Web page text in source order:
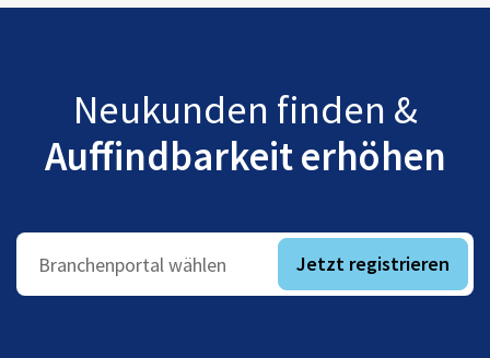
Neukunden finden &
Auffindbarkeit erhöhen
Branchenportal wählen Jetzt registrieren